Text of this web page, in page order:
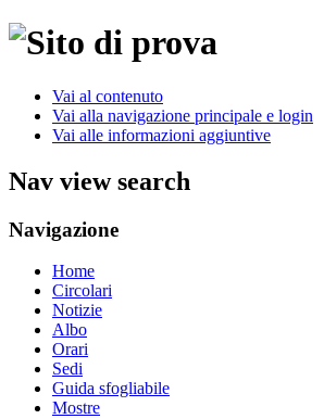
Vai al contenuto
Vai alla navigazione principale e login
Vai alle informazioni aggiuntive
Nav view search
Navigazione
Home
Circolari
Notizie
Albo
Orari
Sedi
Guida sfogliabile
Mostre